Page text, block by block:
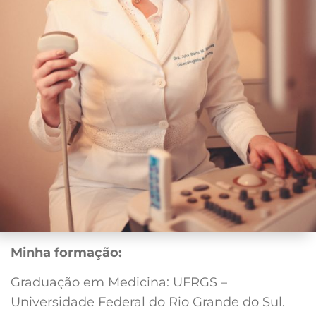
Minha formação:
Graduação em Medicina: UFRGS –
Universidade Federal do Rio Grande do Sul.